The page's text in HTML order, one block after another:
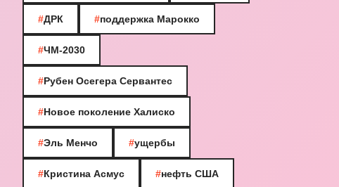
#ДРК #поддержка Марокко
#ЧМ-2030
#Рубен Осегера Сервантес
#Новое поколение Халиско
#Эль Менчо #ущербы
#Кристина Асмус #нефть США